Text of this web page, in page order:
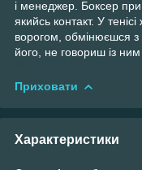
і менеджер. Боксер
якийсь контакт. У
ворогом, обмінюєшся
його, не говориш із
Приховати
Характеристики